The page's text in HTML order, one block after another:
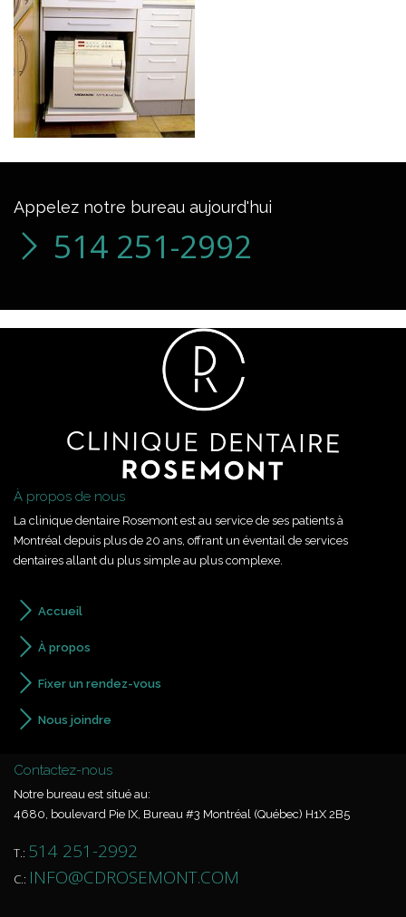
Appelez notre bureau aujourd'hui
514 251-2992
À propos de nous
La clinique dentaire Rosemont est au service de ses patients à
Montréal depuis plus de 20 ans, offrant un éventail de services
dentaires allant du plus simple au plus complexe.
Accueil
À propos
Fixer un rendez-vous
Nous joindre
Contactez-nous
Notre bureau est situé au:
4680, boulevard Pie IX, Bureau #3 Montréal (Québec) H1X 2B5
T.: 514 251-2992
C.: INFO@CDROSEMONT.COM